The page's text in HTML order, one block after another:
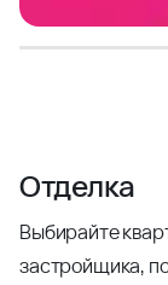
Отделка
Выбирайте
застройщика,